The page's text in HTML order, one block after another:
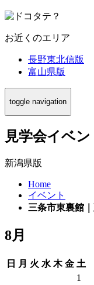
お近くのエリア
長野東北信版
富山県版
toggle navigation
見学会イベン
新潟県版
Home
イベント
三条市東裏館
8月
日 月 火 水 木 金 土
1